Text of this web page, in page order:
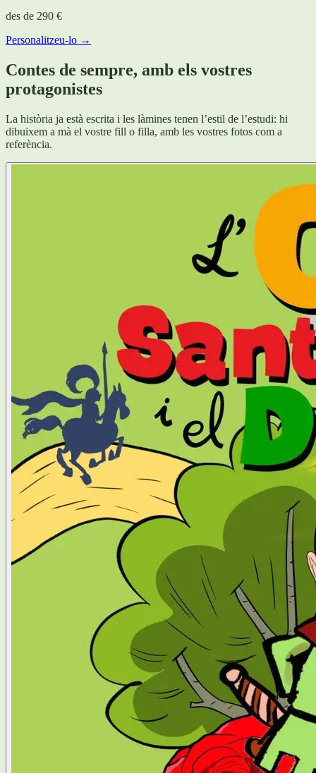
des de 290 €
Personalitzeu-lo →
Contes de sempre, amb els vostres
protagonistes
La història ja està escrita i les làmines tenen l’estil de l’estudi: hi
dibuixem a mà el vostre fill o filla, amb les vostres fotos com a
referència.